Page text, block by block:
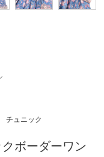
チュニック
クボーダーワン